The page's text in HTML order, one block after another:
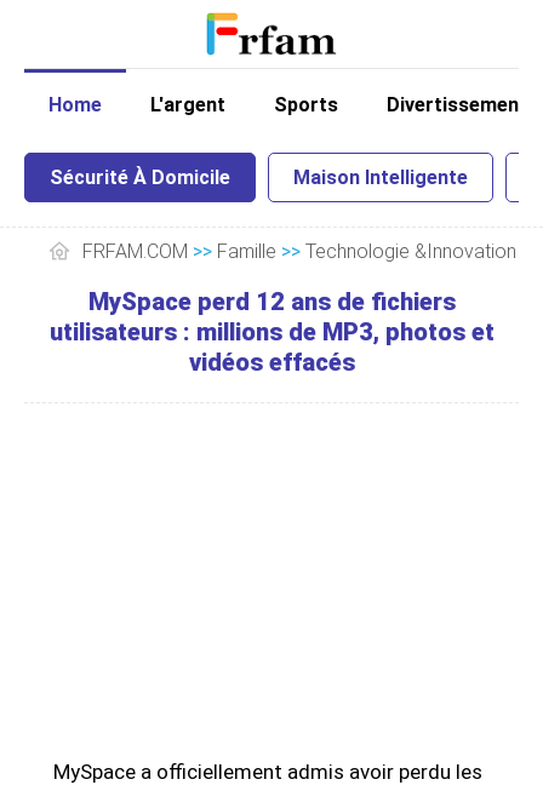
Home L'argent Sports Divertissement
Sécurité À Domicile Maison Intelligente
FRFAM.COM >> Famille >> Technologie &Innovation
MySpace perd 12 ans de fichiers
utilisateurs : millions de MP3, photos et
vidéos effacés
MySpace a officiellement admis avoir perdu les